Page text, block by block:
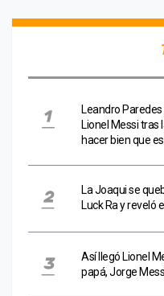
Leandro
Lionel Messi tras
hacer bien que
La Joaqui se
Luck Ra y reveló
Así llegó Lionel
papá, Jorge